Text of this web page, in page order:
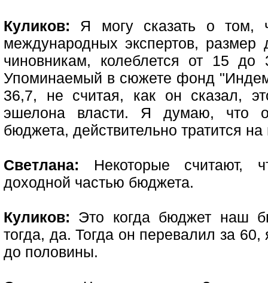
Куликов: Я могу сказать о том,
международных экспертов, размер
чиновникам, колеблется от 15
Упоминаемый в сюжете фонд
36,7, не считая, как он сказал,
эшелона власти. Я думаю, что
бюджета, действительно тратится
Светлана: Некоторые считают,
доходной частью бюджета.
Куликов: Это когда бюджет наш
тогда, да. Тогда он перевалил за 60,
до половины.